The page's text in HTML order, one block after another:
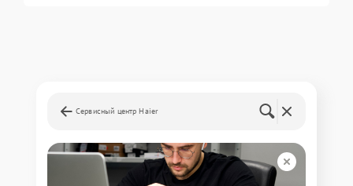
Сервисный центр Haier